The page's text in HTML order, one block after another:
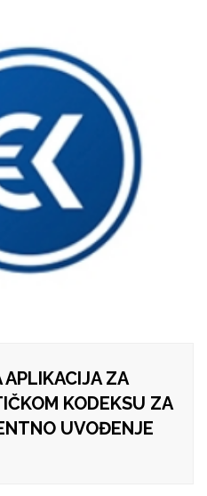
APLIKACIJA ZA
KODEKSU ZA
UVOĐENJE